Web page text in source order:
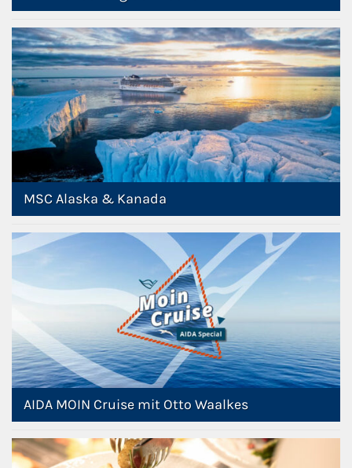
MSC Alaska & Kanada
AIDA MOIN Cruise mit Otto Waalkes